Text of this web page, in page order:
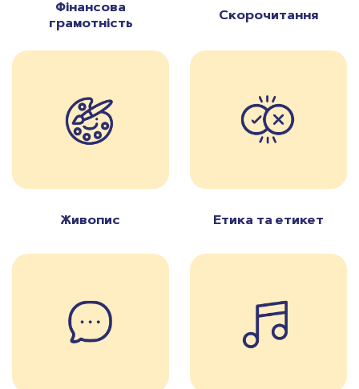
Фінансова
грамотність
Скорочитання
Живопис Етика та етикет